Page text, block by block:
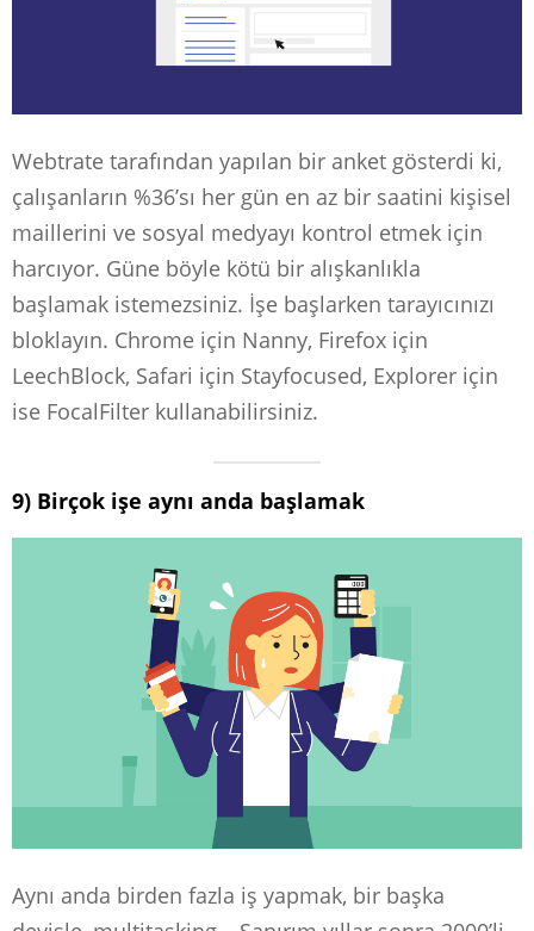
Webtrate tarafından yapılan bir anket gösterdi ki,
çalışanların %36’sı her gün en az bir saatini kişisel
maillerini ve sosyal medyayı kontrol etmek için
harcıyor. Güne böyle kötü bir alışkanlıkla
başlamak istemezsiniz. İşe başlarken tarayıcınızı
bloklayın. Chrome için Nanny, Firefox için
LeechBlock, Safari için Stayfocused, Explorer için
ise FocalFilter kullanabilirsiniz.
9) Birçok işe aynı anda başlamak
Aynı anda birden fazla iş yapmak, bir başka